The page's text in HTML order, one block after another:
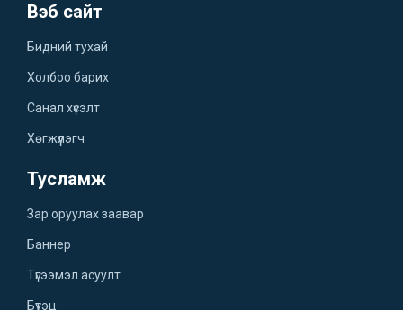
Вэб сайт
Бидний тухай
Холбоо барих
Санал хүсэлт
Хөгжүүлэгч
Тусламж
Зар оруулах заавар
Баннер
Түгээмэл асуулт
Бүтэц